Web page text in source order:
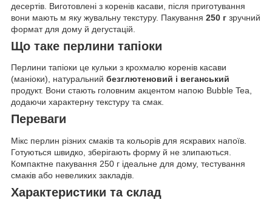
десертів. Виготовлені з коренів касави, після приготування
вони мають м яку жувальну текстуру. Пакування 250 г зручний
формат для дому й дегустацій.
Що таке перлини тапіоки
Перлини тапіоки це кульки з крохмалю коренів касави
(маніоки), натуральний безглютеновий і веганський
продукт. Вони стають головним акцентом напою Bubble Tea,
додаючи характерну текстуру та смак.
Переваги
Мікс перлин різних смаків та кольорів для яскравих напоїв.
Готуються швидко, зберігають форму й не злипаються.
Компактне пакування 250 г ідеальне для дому, тестування
смаків або невеликих закладів.
Характеристики та склад